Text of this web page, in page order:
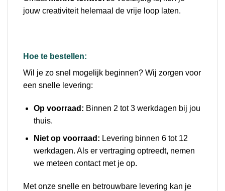
jouw creativiteit helemaal de vrije loop laten.
Hoe te bestellen:
Wil je zo snel mogelijk beginnen? Wij zorgen voor
een snelle levering:
Op voorraad: Binnen 2 tot 3 werkdagen bij jou
thuis.
Niet op voorraad: Levering binnen 6 tot 12
werkdagen. Als er vertraging optreedt, nemen
we meteen contact met je op.
Met onze snelle en betrouwbare levering kan je